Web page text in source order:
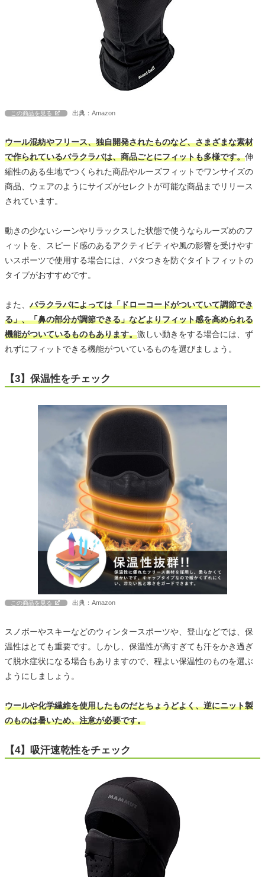
この商品を見る 出典：Amazon
ウール混紡やフリース、独自開発されたものなど、さまざまな素材
で作られているバラクラバは、商品ごとにフィットも多様です。伸
縮性のある生地でつくられた商品やルーズフィットでワンサイズの
商品、ウェアのようにサイズがセレクトが可能な商品までリリース
されています。
動きの少ないシーンやリラックスした状態で使うならルーズめのフ
ィットを、スピード感のあるアクティビティや風の影響を受けやす
いスポーツで使用する場合には、バタつきを防ぐタイトフィットの
タイプがおすすめです。
また、 バラクラバによっては「ドローコードがついていて調節でき
る」、「鼻の部分が調節できる」などよりフィット感を高められる
機能がついているものもあります。激しい動きをする場合には、ず
れずにフィットできる機能がついているものを選びましょう。
【3】保温性をチェック
この商品を見る 出典：Amazon
スノボーやスキーなどのウィンタースポーツや、登山などでは、保
温性はとても重要です。しかし、保温性が高すぎても汗をかき過ぎ
て脱水症状になる場合もありますので、程よい保温性のものを選ぶ
ようにしましょう。
ウールや化学繊維を使用したものだとちょうどよく、逆にニット製
のものは暑いため、注意が必要です。
【4】吸汗速乾性をチェック